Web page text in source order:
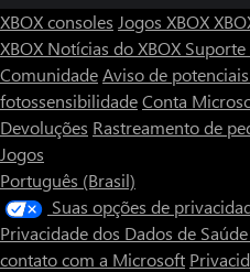
XBOX consoles Jogos XBOX
XBOX Notícias do XBOX Suporte
ComunidadeAviso de
fotossensibilidadeConta
Devoluções Rastreamento de
Jogos
Português (Brasil)
Suas opções de
Privacidade dos Dados de
contato com a Microsoft